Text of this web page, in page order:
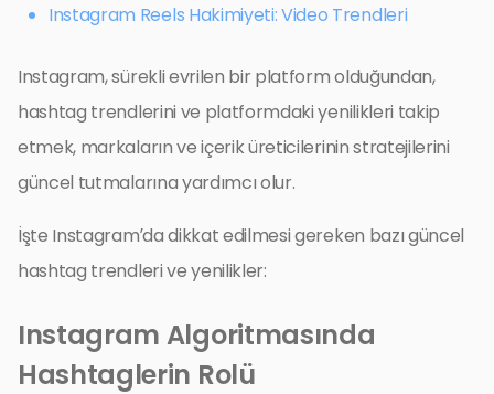
Instagram Reels Hakimiyeti: Video Trendleri
Instagram, sürekli evrilen bir platform olduğundan,
hashtag trendlerini ve platformdaki yenilikleri takip
etmek, markaların ve içerik üreticilerinin stratejilerini
güncel tutmalarına yardımcı olur.
İşte Instagram’da dikkat edilmesi gereken bazı güncel
hashtag trendleri ve yenilikler:
Instagram Algoritmasında
Hashtaglerin Rolü